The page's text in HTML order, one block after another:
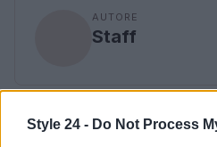
Style 24 - Do Not Process
AUTORE
Staff